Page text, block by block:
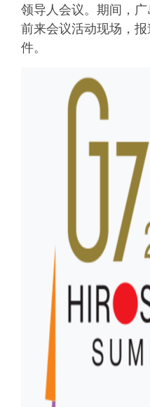
领导人会议。期间，
前来会议活动现场，
件。